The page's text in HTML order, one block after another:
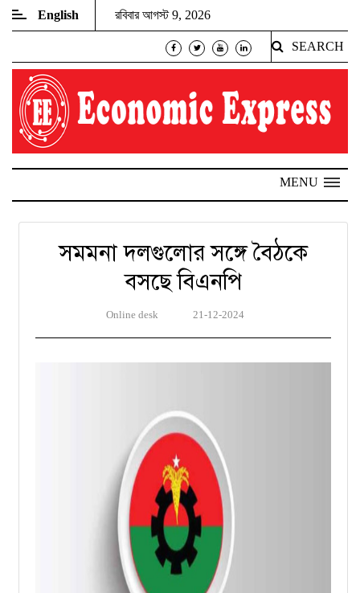
English রবিবার আগস্ট 9, 2026
SEARCH
MENU
সমমনা দলগুলোর সঙ্গে বৈঠকে
বসছে বিএনপি
Online desk 21-12-2024